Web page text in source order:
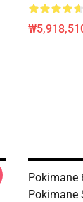
Pokimane
Pokimane